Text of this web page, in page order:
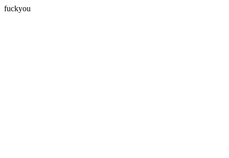
fuckyou